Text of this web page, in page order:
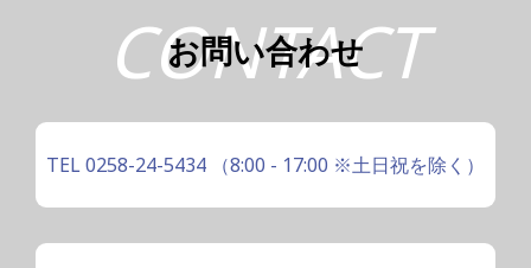
お問い合わせ
CONTACT
TEL 0258-24-5434 （8:00 - 17:00 ※土日祝を除く）